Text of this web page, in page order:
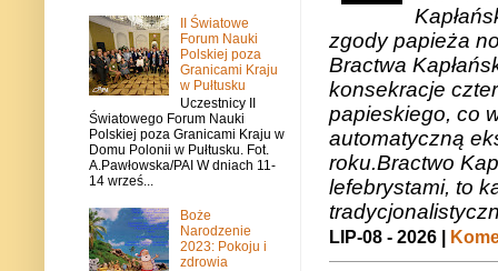
zgody papieża
Bractwa
konsekracje
papieskiego, co
automatyczną
roku.Bractwo
lefebrystami, to
LIP-08 - 2026 |
II Światowe
Forum Nauki
Polskiej poza
Granicami Kraju
w Pułtusku
Uczestnicy II
Światowego Forum Nauki
Polskiej poza Granicami Kraju w
Domu Polonii w Pułtusku. Fot.
A.Pawłowska/PAI W dniach 11-
14 wrześ...
Boże
Narodzenie
2023: Pokoju i
zdrowia